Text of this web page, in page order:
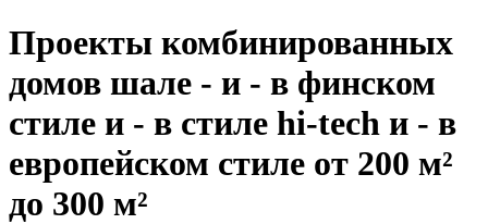
Проекты комбинированных
домов шале - и - в финском
стиле и - в стиле hi-tech и - в
европейском стиле от 200 м²
до 300 м²